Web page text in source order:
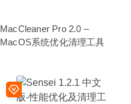
MacCleaner Pro 2.0 –
MacOS系统优化清理工具